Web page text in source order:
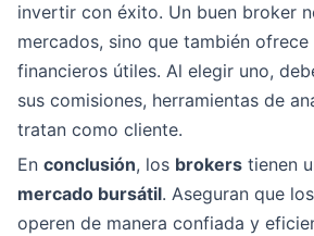
invertir con éxito. Un buen broker
mercados, sino que también ofrece
financieros útiles. Al elegir uno,
sus comisiones, herramientas de
tratan como cliente.
En conclusión, los brokers tienen
mercado bursátil. Aseguran que
operen de manera confiada y